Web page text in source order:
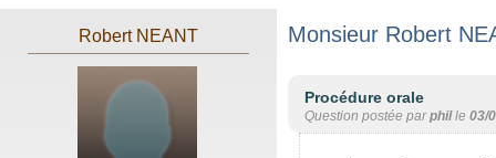
Robert NEANT Monsieur Robert
Procédure orale
Question postée parphille 03/